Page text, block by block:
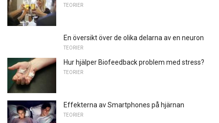
TEORIER
En översikt över de olika delarna av en neuron
TEORIER
Hur hjälper Biofeedback problem med stress?
TEORIER
Effekterna av Smartphones på hjärnan
TEORIER